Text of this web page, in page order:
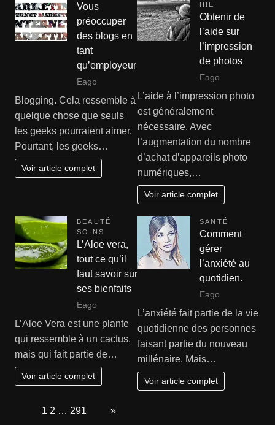
Vous
préoccuper
des blogs en
tant
qu’employeur
Eago
Blogging. Cela ressemble à
quelque chose que seuls
les geeks pourraient aimer.
Pourtant, les geeks…
Voir article complet
HIE
Obtenir de
l’aide sur
l’impression
de photos
Eago
L’aide à l’impression photo
est généralement
nécessaire. Avec
l’augmentation du nombre
d’achat d’appareils photo
numériques,…
Voir article complet
BEAUTÉ
SOINS
L’Aloe vera,
tout ce qu’il
faut savoir sur
ses bienfaits
Eago
L’Aloe Vera est une plante
qui ressemble à un cactus,
mais qui fait partie de…
Voir article complet
SANTÉ
Comment
gérer
l’anxiété au
quotidien.
Eago
L’anxiété fait partie de la vie
quotidienne des personnes
faisant partie du nouveau
millénaire. Mais…
Voir article complet
1 2 … 291 »